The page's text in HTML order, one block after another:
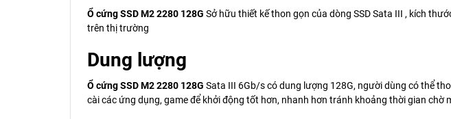
Ổ cứng SSD M2 2280 128G Sở hữu thiết kế thon gọn của dòng SSD Sata III , kích
trên thị trường
Dung lượng
Ổ cứng SSD M2 2280 128G Sata III 6Gb/s có dung lượng 128G, người dùng có thể
cài các ứng dụng, game để khởi động tốt hơn, nhanh hơn tránh khoảng thời gian chờ